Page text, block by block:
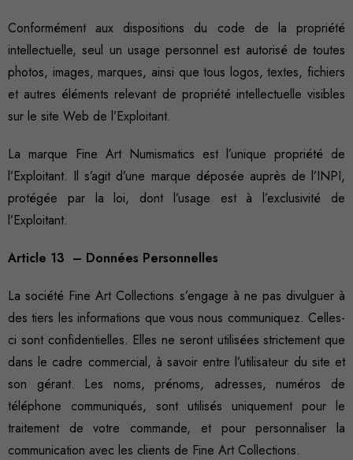
Conformément aux dispositions du code de la propriété
intellectuelle, seul un usage personnel est autorisé de toutes
photos, images, marques, ainsi que tous logos, textes, fichiers
et autres éléments relevant de propriété intellectuelle visibles
sur le site Web de l’Exploitant.
La marque Fine Art Numismatics est l’unique propriété de
l’Exploitant. Il s’agit d’une marque déposée auprès de l’INPI,
protégée par la loi, dont l’usage est à l’exclusivité de
l’Exploitant.
Article 13 – Données Personnelles
La société Fine Art Collections s’engage à ne pas divulguer à
des tiers les informations que vous nous communiquez. Celles-
ci sont confidentielles. Elles ne seront utilisées strictement que
dans le cadre commercial, à savoir entre l’utilisateur du site et
son gérant. Les noms, prénoms, adresses, numéros de
téléphone communiqués, sont utilisés uniquement pour le
traitement de votre commande, et pour personnaliser la
communication avec les clients de Fine Art Collections.